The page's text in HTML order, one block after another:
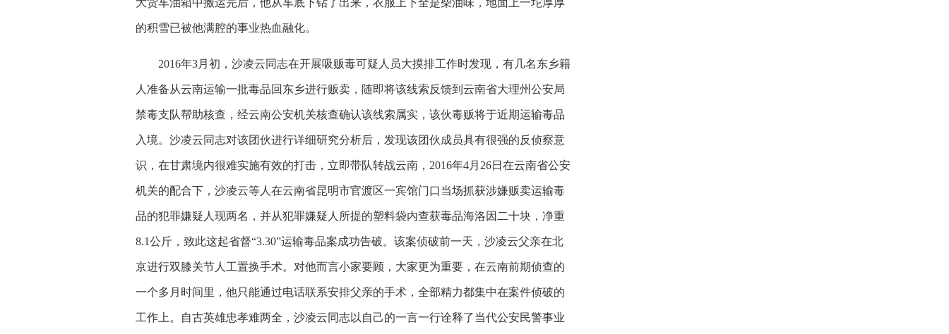
大货车油箱中搬运完后，他从车底下钻了出来，衣服上下全是柴油味，地面上一坨厚厚
的积雪已被他满腔的事业热血融化。
2016年3月初，沙凌云同志在开展吸贩毒可疑人员大摸排工作时发现，有几名东乡籍
人准备从云南运输一批毒品回东乡进行贩卖，随即将该线索反馈到云南省大理州公安局
禁毒支队帮助核查，经云南公安机关核查确认该线索属实，该伙毒贩将于近期运输毒品
入境。沙凌云同志对该团伙进行详细研究分析后，发现该团伙成员具有很强的反侦察意
识，在甘肃境内很难实施有效的打击，立即带队转战云南，2016年4月26日在云南省公安
机关的配合下，沙凌云等人在云南省昆明市官渡区一宾馆门口当场抓获涉嫌贩卖运输毒
品的犯罪嫌疑人现两名，并从犯罪嫌疑人所提的塑料袋内查获毒品海洛因二十块，净重
8.1公斤，致此这起省督“3.30”运输毒品案成功告破。该案侦破前一天，沙凌云父亲在北
京进行双膝关节人工置换手术。对他而言小家要顾，大家更为重要，在云南前期侦查的
一个多月时间里，他只能通过电话联系安排父亲的手术，全部精力都集中在案件侦破的
工作上。自古英雄忠孝难两全，沙凌云同志以自己的一言一行诠释了当代公安民警事业